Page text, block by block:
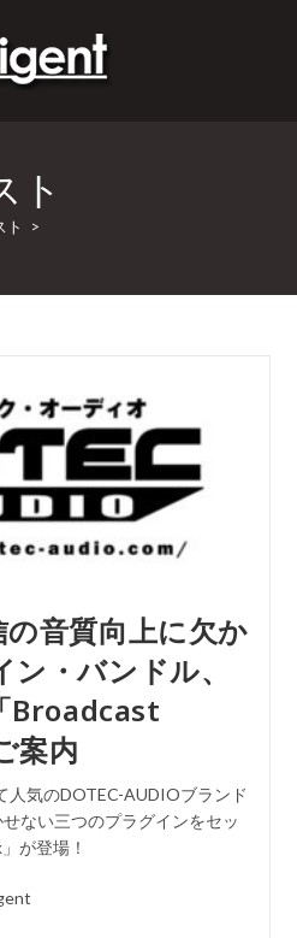
ト
ト >
の音質向上に欠か
・バンドル、
Broadcast
案内
人気のDOTEC-AUDIOブランド
ない三つのプラグインをセッ
が登場！